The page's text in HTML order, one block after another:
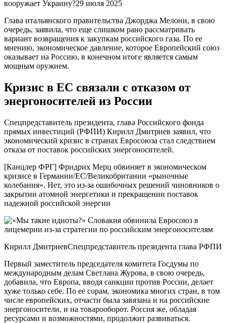
вооружает Украину?29 июля 2025
Глава итальянского правительства Джорджа Мелони, в свою
очередь, заявила, что еще слишком рано рассматривать
вариант возвращения к закупкам российского газа. По ее
мнению, экономическое давление, которое Европейский союз
оказывает на Россию, в конечном итоге является самым
мощным оружием.
Кризис в ЕС связали с отказом от
энергоносителей из России
Спецпредставитель президента, глава Российского фонда
прямых инвестиций (РФПИ) Кирилл Дмитриев заявил, что
экономический кризис в странах Евросоюза стал следствием
отказа от поставок российских энергоносителей.
[Канцлер ФРГ] Фридрих Мерц обвиняет в экономическом
кризисе в Германии/ЕС/Великобритании «рыночные
колебания». Нет, это из-за ошибочных решений чиновников о
закрытии атомной энергетики и прекращении поставок
надежной российской энергии
Кирилл ДмитриевСпецпредставитель президента глава РФПИ
Первый заместитель председателя комитета Госдумы по
международным делам Светлана Журова, в свою очередь,
добавила, что Европа, вводя санкции против России, делает
хуже только себе. По ее сорам, экономика многих стран, в том
числе европейских, отчасти была завязана и на российские
энергоносители, и на товарооборот. Россия же, обладая
ресурсами и возможностями, продолжит развиваться.